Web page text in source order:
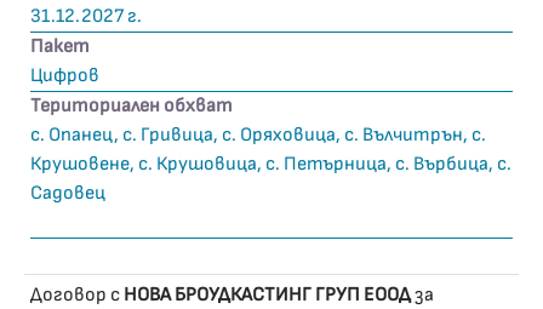
31.12.2027 г.
Пакет
Цифров
Териториален обхват
с. Опанец, с. Гривица, с. Оряховица, с. Вълчитрън, с.
Крушовене, с. Крушовица, с. Петърница, с. Върбица, с.
Садовец
Договор с НОВА БРОУДКАСТИНГ ГРУП ЕООДза